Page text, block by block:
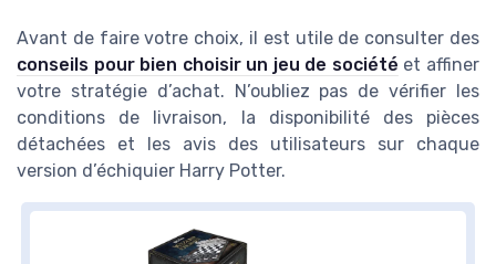
Avant de faire votre choix, il est utile de consulter des
conseils pour bien choisir un jeu de société et affiner
votre stratégie d’achat. N’oubliez pas de vérifier les
conditions de livraison, la disponibilité des pièces
détachées et les avis des utilisateurs sur chaque
version d’échiquier Harry Potter.